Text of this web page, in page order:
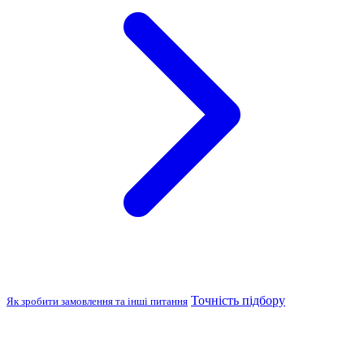
Як зробити замовлення та інші питання Точність підбору